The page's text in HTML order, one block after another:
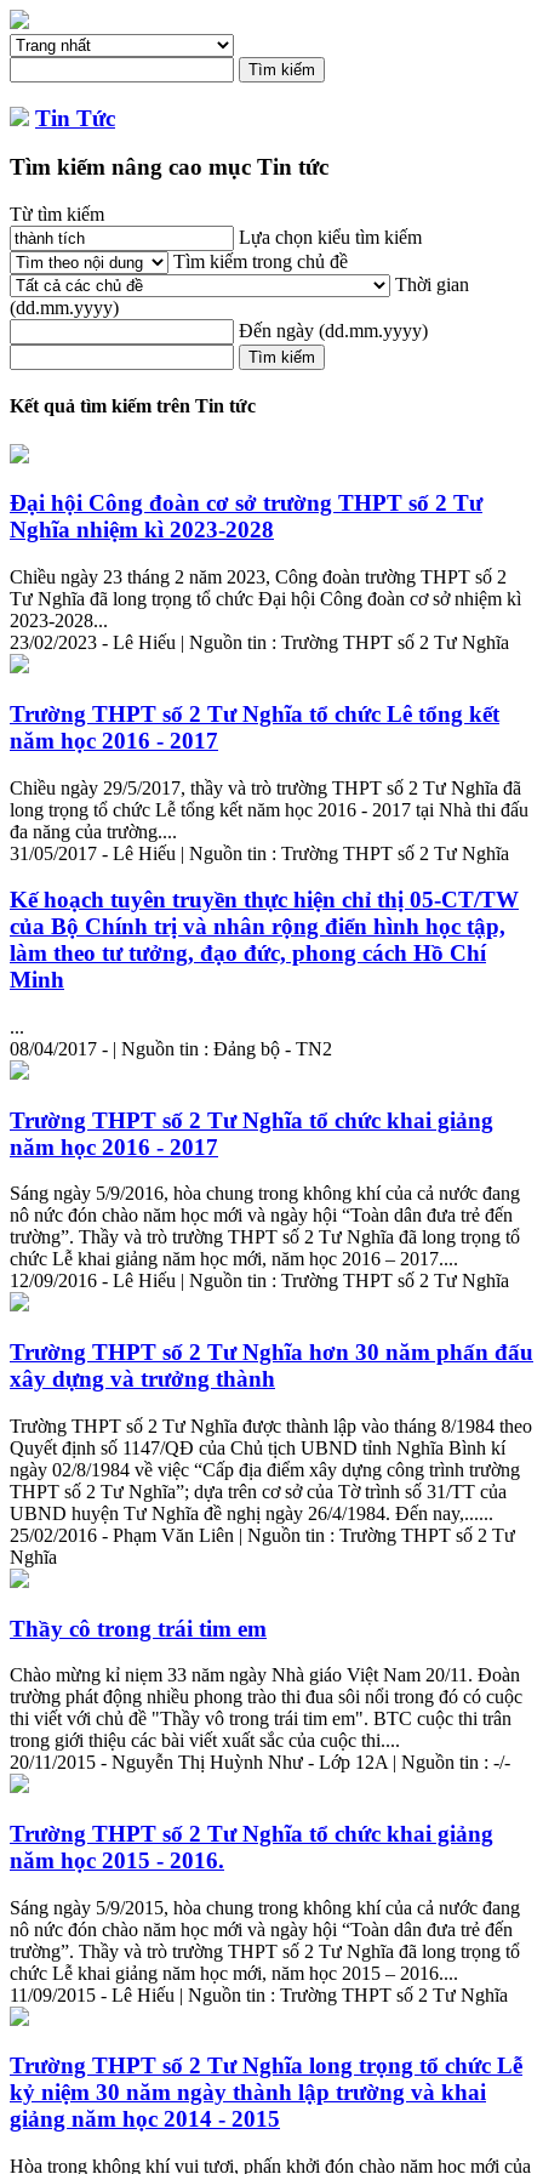
Tin Tức
Tìm kiếm nâng cao mục Tin tức
Từ tìm kiếm
Lựa chọn kiểu tìm kiếm
Tìm kiếm trong chủ đề
Thời gian
(dd.mm.yyyy)
Đến ngày (dd.mm.yyyy)
Kết quả tìm kiếm trên Tin tức
Đại hội Công đoàn cơ sở trường THPT số 2 Tư
Nghĩa nhiệm kì 2023-2028
Chiều ngày 23 tháng 2 năm 2023, Công đoàn trường THPT số 2
Tư Nghĩa đã long trọng tổ chức Đại hội Công đoàn cơ sở nhiệm kì
2023-2028...
23/02/2023 - Lê Hiếu | Nguồn tin : Trường THPT số 2 Tư Nghĩa
Trường THPT số 2 Tư Nghĩa tổ chức Lê tổng kết
năm học 2016 - 2017
Chiều ngày 29/5/2017, thầy và trò trường THPT số 2 Tư Nghĩa đã
long trọng tổ chức Lễ tổng kết năm học 2016 - 2017 tại Nhà thi đấu
đa năng của trường....
31/05/2017 - Lê Hiếu | Nguồn tin : Trường THPT số 2 Tư Nghĩa
Kế hoạch tuyên truyền thực hiện chỉ thị 05-CT/TW
của Bộ Chính trị và nhân rộng điển hình học tập,
làm theo tư tưởng, đạo đức, phong cách Hồ Chí
Minh
...
08/04/2017 - | Nguồn tin : Đảng bộ - TN2
Trường THPT số 2 Tư Nghĩa tổ chức khai giảng
năm học 2016 - 2017
Sáng ngày 5/9/2016, hòa chung trong không khí của cả nước đang
nô nức đón chào năm học mới và ngày hội “Toàn dân đưa trẻ đến
trường”. Thầy và trò trường THPT số 2 Tư Nghĩa đã long trọng tổ
chức Lễ khai giảng năm học mới, năm học 2016 – 2017....
12/09/2016 - Lê Hiếu | Nguồn tin : Trường THPT số 2 Tư Nghĩa
Trường THPT số 2 Tư Nghĩa hơn 30 năm phấn đấu
xây dựng và trưởng thành
Trường THPT số 2 Tư Nghĩa được thành lập vào tháng 8/1984 theo
Quyết định số 1147/QĐ của Chủ tịch UBND tỉnh Nghĩa Bình kí
ngày 02/8/1984 về việc “Cấp địa điểm xây dựng công trình trường
THPT số 2 Tư Nghĩa”; dựa trên cơ sở của Tờ trình số 31/TT của
UBND huyện Tư Nghĩa đề nghị ngày 26/4/1984. Đến nay,......
25/02/2016 - Phạm Văn Liên | Nguồn tin : Trường THPT số 2 Tư
Nghĩa
Thầy cô trong trái tim em
Chào mừng kỉ niẹm 33 năm ngày Nhà giáo Việt Nam 20/11. Đoàn
trường phát động nhiều phong trào thi đua sôi nổi trong đó có cuộc
thi viết với chủ đề "Thầy vô trong trái tim em". BTC cuộc thi trân
trong giới thiệu các bài viết xuất sắc của cuộc thi....
20/11/2015 - Nguyễn Thị Huỳnh Như - Lớp 12A | Nguồn tin : -/-
Trường THPT số 2 Tư Nghĩa tổ chức khai giảng
năm học 2015 - 2016.
Sáng ngày 5/9/2015, hòa chung trong không khí của cả nước đang
nô nức đón chào năm học mới và ngày hội “Toàn dân đưa trẻ đến
trường”. Thầy và trò trường THPT số 2 Tư Nghĩa đã long trọng tổ
chức Lễ khai giảng năm học mới, năm học 2015 – 2016....
11/09/2015 - Lê Hiếu | Nguồn tin : Trường THPT số 2 Tư Nghĩa
Trường THPT số 2 Tư Nghĩa long trọng tổ chức Lễ
kỷ niệm 30 năm ngày thành lập trường và khai
giảng năm học 2014 - 2015
Hòa trong không khí vui tươi, phấn khởi đón chào năm học mới của